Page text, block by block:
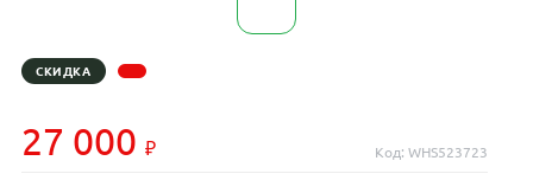
СКИДКА
27 000 Код: WHS523723